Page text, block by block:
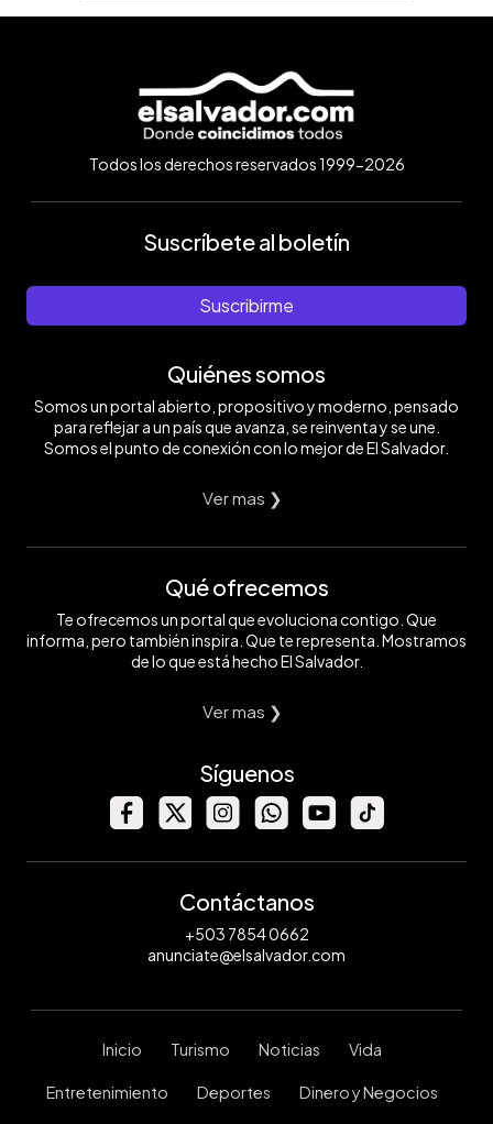
Todos los derechos reservados 1999-2026
Suscríbete al boletín
Suscribirme
Quiénes somos
Somos un portal abierto, propositivo y moderno, pensado
para reflejar a un país que avanza, se reinventa y se une.
Somos el punto de conexión con lo mejor de El Salvador.
Ver mas ❯
Qué ofrecemos
Te ofrecemos un portal que evoluciona contigo. Que
informa, pero también inspira. Que te representa. Mostramos
de lo que está hecho El Salvador.
Ver mas ❯
Síguenos
Contáctanos
+503 7854 0662
anunciate@elsalvador.com
Inicio Turismo Noticias Vida
Entretenimiento Deportes Dinero y Negocios